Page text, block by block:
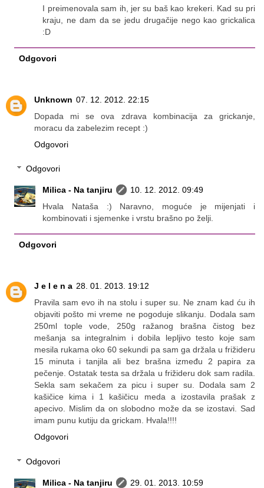
I preimenovala sam ih, jer su baš kao krekeri. Kad su pri
kraju, ne dam da se jedu drugačije nego kao grickalica
:D
Odgovori
Unknown 07. 12. 2012. 22:15
Dopada mi se ova zdrava kombinacija za grickanje,
moracu da zabelezim recept :)
Odgovori
Odgovori
Milica - Na tanjiru
10. 12. 2012. 09:49
Hvala Nataša :) Naravno, moguće je mijenjati i
kombinovati i sjemenke i vrstu brašno po želji.
Odgovori
J e l e n a 28. 01. 2013. 19:12
Pravila sam evo ih na stolu i super su. Ne znam kad ću ih
objaviti pošto mi vreme ne pogoduje slikanju. Dodala sam
250ml tople vode, 250g ražanog brašna čistog bez
mešanja sa integralnim i dobila lepljivo testo koje sam
mesila rukama oko 60 sekundi pa sam ga držala u frižideru
15 minuta i tanjila ali bez brašna između 2 papira za
pečenje. Ostatak testa sa držala u frižideru dok sam radila.
Sekla sam sekačem za picu i super su. Dodala sam 2
kašičice kima i 1 kašičicu meda a izostavila prašak z
apecivo. Mislim da on slobodno može da se izostavi. Sad
imam punu kutiju da grickam. Hvala!!!!
Odgovori
Odgovori
Milica - Na tanjiru
29. 01. 2013. 10:59